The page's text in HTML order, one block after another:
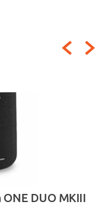
DUO MKIII